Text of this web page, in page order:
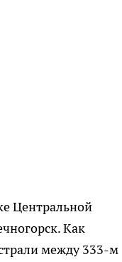
Центральной
Как
между 333-м